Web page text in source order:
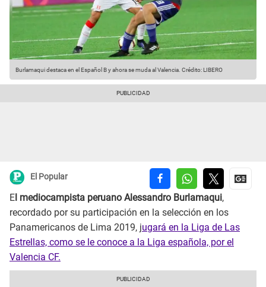
Burlamaqui destaca en el Español B y ahora se muda al Valencia. Crédito: LIBERO
El Popular
E l mediocampista peruano Alessandro Burlamaqui,
recordado por su participación en la selección en los
Panamericanos de Lima 2019, jugará en la Liga de Las
Estrellas, como se le conoce a la Liga española, por el
Valencia CF.